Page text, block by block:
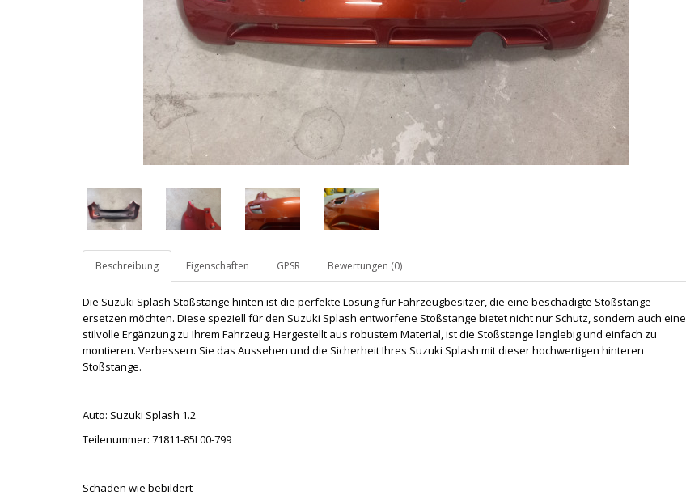
Beschreibung Eigenschaften GPSR Bewertungen (0)
Die Suzuki Splash Stoßstange hinten ist die perfekte Lösung für Fahrzeugbesitzer, die eine beschädigte Stoßstange
ersetzen möchten. Diese speziell für den Suzuki Splash entworfene Stoßstange bietet nicht nur Schutz, sondern auch eine
stilvolle Ergänzung zu Ihrem Fahrzeug. Hergestellt aus robustem Material, ist die Stoßstange langlebig und einfach zu
montieren. Verbessern Sie das Aussehen und die Sicherheit Ihres Suzuki Splash mit dieser hochwertigen hinteren
Stoßstange.
Auto: Suzuki Splash 1.2
Teilenummer: 71811-85L00-799
Schäden wie bebildert